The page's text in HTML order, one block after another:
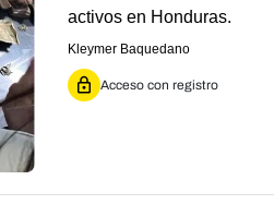
activos en Honduras.
Kleymer Baquedano
Acceso con registro